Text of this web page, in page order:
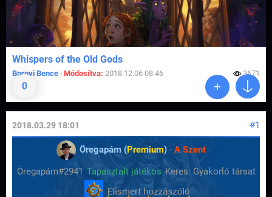
0
Whispers of the Old Gods
Borovi Bence | Módosítva: 2018.12.06 08:46 3671
#1
2018.03.29 18:01
Öregapám (Premium)- A Szent
Öregapám#2941 Tapasztalt játékos Keres: Gyakorló társat